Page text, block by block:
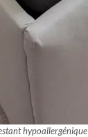
hypoallergénique